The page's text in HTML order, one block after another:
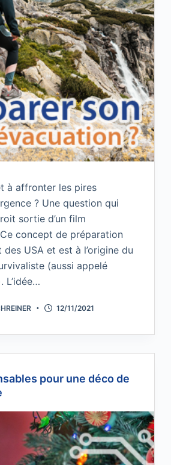
à affronter les pires
? Une question qui
sortie d’un film
concept de préparation
des USA et est à l’origine du
(aussi appelé
L’idée…
12/11/2021
pour une déco de